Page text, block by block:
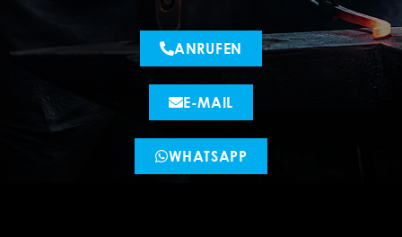
ANRUFEN
E-MAIL
WHATSAPP